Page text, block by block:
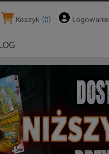
Koszyk (0) Logowanie